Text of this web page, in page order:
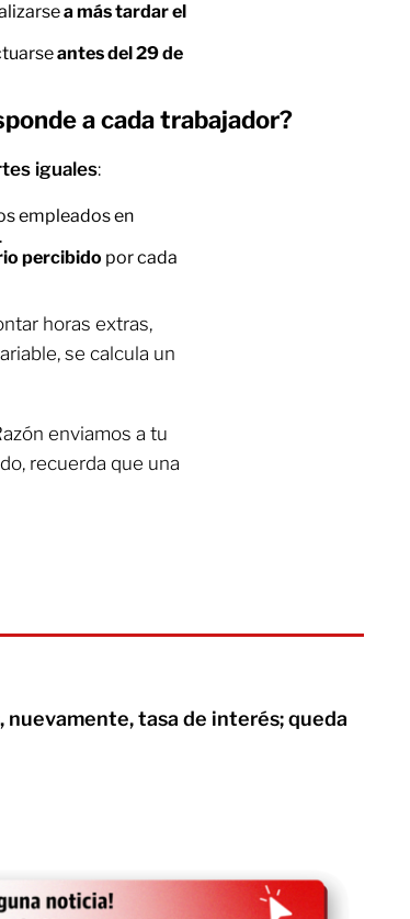
a más tardar el
antes del 29 de
a cada trabajador?
iguales:
empleados en
percibido por cada
horas extras,
se calcula un
enviamos a tu
recuerda que una
nuevamente, tasa de interés; queda